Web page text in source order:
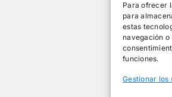
Para ofrecer
para
estas
navegación
funciones.
Gestionar los